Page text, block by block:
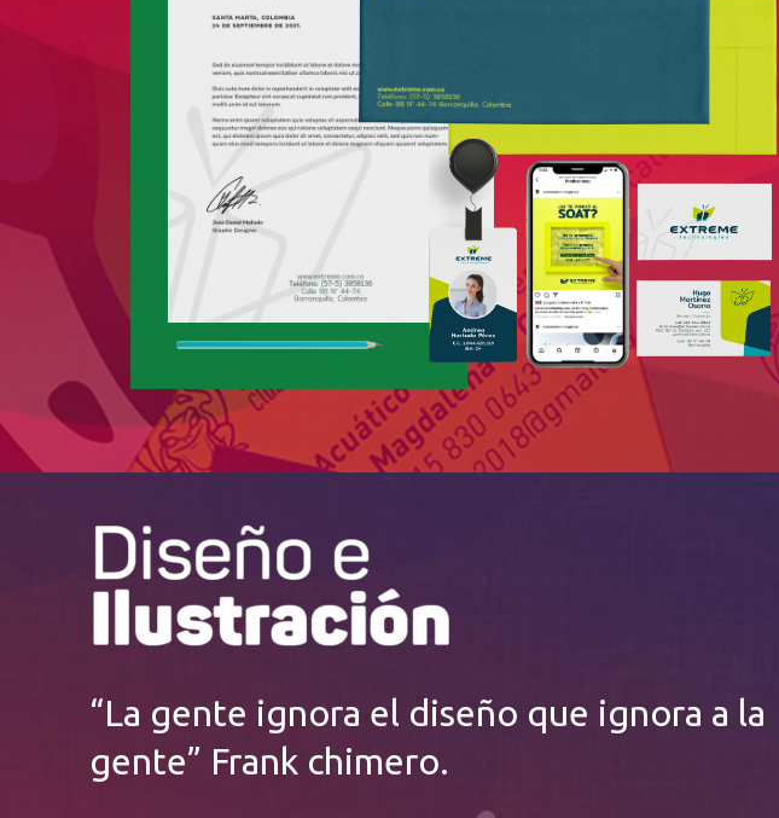
“La gente ignora el diseño que ignora a la
gente” Frank chimero.